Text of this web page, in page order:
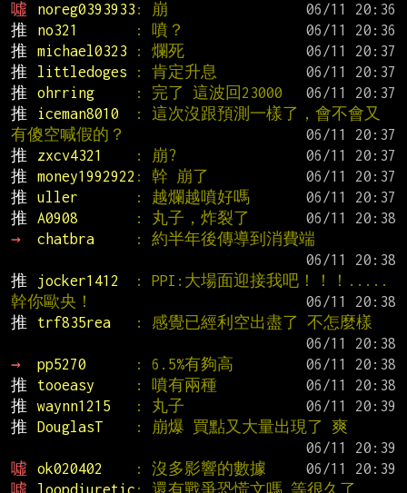
噓
noreg0393933 : 崩
推
no321 : 噴？
推
michael0323 : 爛死
推
littledoges : 肯定升息
推
ohrring : 完了 這波回23000
推
iceman8010
: 這次沒跟預測一樣了，會不會又
有傻空喊假的？
推
zxcv4321 : 崩?
推
money1992922 : 幹 崩了
推
uller : 越爛越噴好嗎
推
A0908 : 丸子，炸裂了
→
chatbra
: 約半年後傳導到消費端
推
jocker1412
: PPI:大場面迎接我吧！！！.....
幹你歐央！
推
trf835rea
: 感覺已經利空出盡了 不怎麼樣
→
pp5270 : 6.5%有夠高
推
tooeasy : 噴有兩種
推
waynn1215 : 丸子
推
DouglasT
: 崩爆 買點又大量出現了 爽
噓
ok020402 : 沒多影響的數據
噓
loopdiuretic : 還有戰爭恐慌文嗎 等很久了